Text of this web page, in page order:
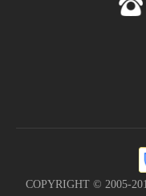
COPYRIGHT © 2005-